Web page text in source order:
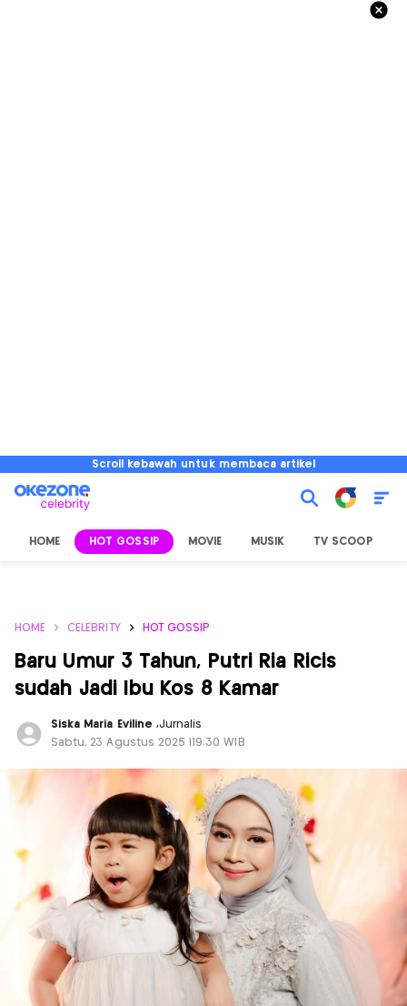
Scroll kebawah untuk membaca artikel
HOME HOT GOSSIP MOVIE MUSIK TV SCOOP
HOME CELEBRITY HOT GOSSIP
Baru Umur 3 Tahun, Putri Ria Ricis
sudah Jadi Ibu Kos 8 Kamar
Siska Maria Eviline ,Jurnalis
Sabtu, 23 Agustus 2025 |19:30 WIB